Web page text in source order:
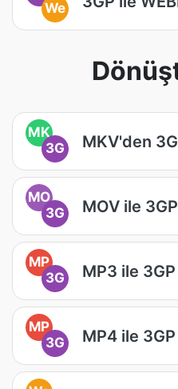
We
MK
3G
MKV'den
MO
3G
MOV ile 3GP
MP
3G
MP3 ile 3GP
MP
3G
MP4 ile 3GP